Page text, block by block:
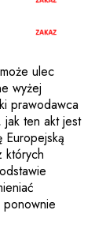
ulec
wyżej
prawodawca
jak ten akt jest
Europejską
których
ponownie